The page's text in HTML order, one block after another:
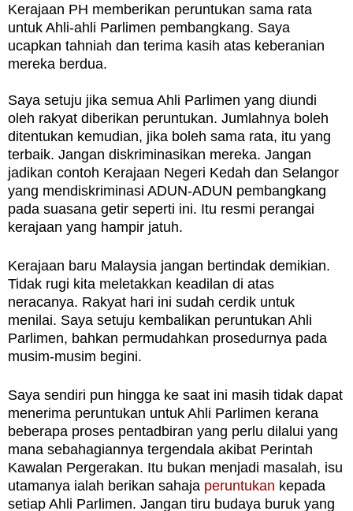
Kerajaan PH memberikan peruntukan sama rata
untuk Ahli-ahli Parlimen pembangkang. Saya
ucapkan tahniah dan terima kasih atas keberanian
mereka berdua.
Saya setuju jika semua Ahli Parlimen yang diundi
oleh rakyat diberikan peruntukan. Jumlahnya boleh
ditentukan kemudian, jika boleh sama rata, itu yang
terbaik. Jangan diskriminasikan mereka. Jangan
jadikan contoh Kerajaan Negeri Kedah dan Selangor
yang mendiskriminasi ADUN-ADUN pembangkang
pada suasana getir seperti ini. Itu resmi perangai
kerajaan yang hampir jatuh.
Kerajaan baru Malaysia jangan bertindak demikian.
Tidak rugi kita meletakkan keadilan di atas
neracanya. Rakyat hari ini sudah cerdik untuk
menilai. Saya setuju kembalikan peruntukan Ahli
Parlimen, bahkan permudahkan prosedurnya pada
musim-musim begini.
Saya sendiri pun hingga ke saat ini masih tidak dapat
menerima peruntukan untuk Ahli Parlimen kerana
beberapa proses pentadbiran yang perlu dilalui yang
mana sebahagiannya tergendala akibat Perintah
Kawalan Pergerakan. Itu bukan menjadi masalah, isu
utamanya ialah berikan sahaja peruntukan kepada
setiap Ahli Parlimen. Jangan tiru budaya buruk yang